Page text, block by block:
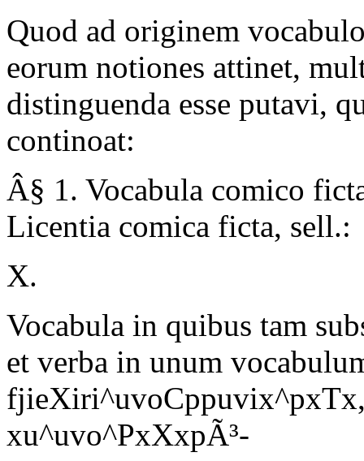
Quod ad originem
eorum notiones attinet,
distinguenda esse putavi,
continoat:
Â§ 1. Vocabula comico
Licentia comica ficta, sell.:
X.
Vocabula in quibus tam
et verba in unum
fjieXiri^uvoCppuvix^pxTx
xu^uvo^PxXxpÃ³-